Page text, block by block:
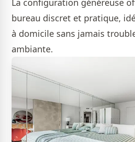
La configuration généreuse
bureau discret et pratique,
à domicile sans jamais
ambiante.